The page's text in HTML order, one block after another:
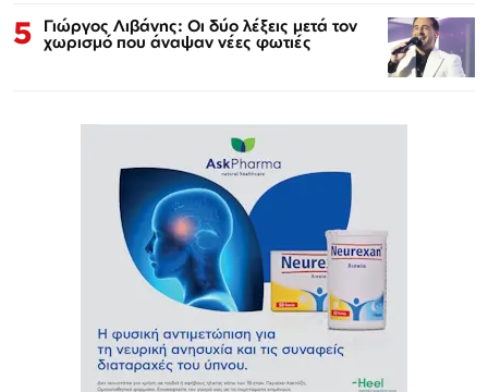
5 Γιώργος Λιβάνης: Οι δύο λέξεις μετά τον
χωρισμό που άναψαν νέες φωτιές